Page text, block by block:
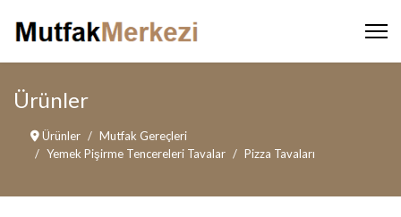
Ürünler
Ürünler
Mutfak Gereçleri
Yemek Pişirme Tencereleri Tavalar
Pizza Tavaları